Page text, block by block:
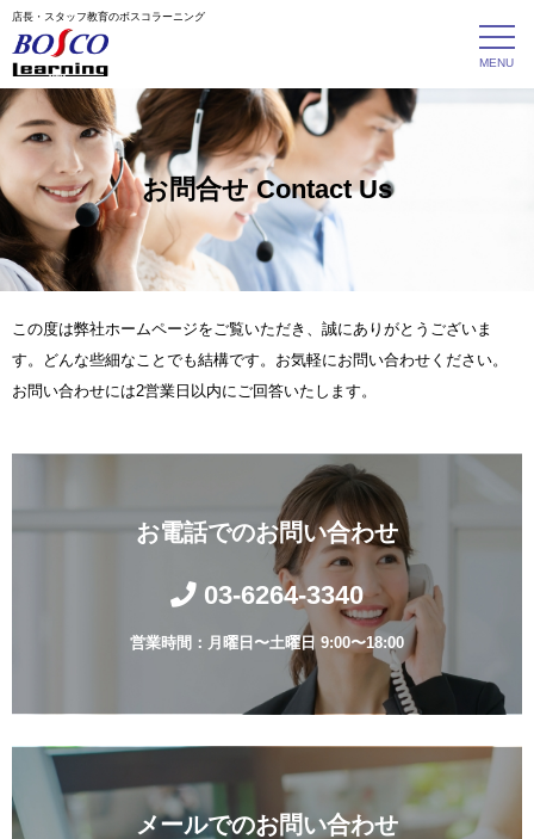
店長・スタッフ教育のボスコラーニング
お問合せ Contact Us
この度は弊社ホームページをご覧いただき、誠にありがとうございま
す。どんな些細なことでも結構です。お気軽にお問い合わせください。
お問い合わせには2営業日以内にご回答いたします。
お電話でのお問い合わせ
03-6264-3340
営業時間：月曜日〜土曜日 9:00〜18:00
メールでのお問い合わせ